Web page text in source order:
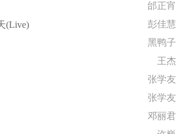
邰正宵
(Live)
彭佳慧
黑鸭子
王杰
张学友
张学友
邓丽君